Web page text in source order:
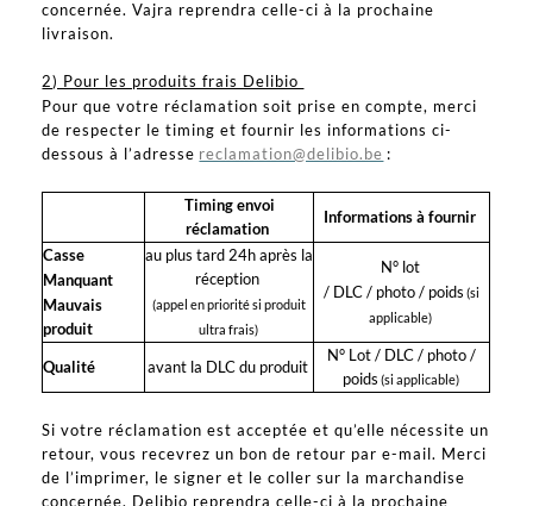
concernée. Vajra reprendra celle-ci à la prochaine
livraison.
2) Pour les produits frais Delibio
Pour que votre réclamation soit prise en compte, merci
de respecter le timing et fournir les informations ci-
dessous à l’adresse reclamation@delibio.be :
Timing envoi
réclamation
Informations à fournir
Casse
Manquant
Mauvais
produit
au plus tard 24h après la
réception
(appel en priorité si produit
ultra frais)
N° lot
/ DLC / photo / poids(si
applicable)
Qualité avant la DLC du produit
N° Lot / DLC / photo /
poids (si applicable)
Si votre réclamation est acceptée et qu’elle nécessite un
retour, vous recevrez un bon de retour par e-mail. Merci
de l’imprimer, le signer et le coller sur la marchandise
concernée. Delibio reprendra celle-ci à la prochaine